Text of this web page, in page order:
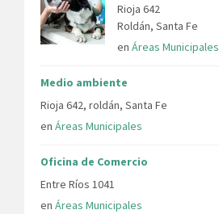
Rioja 642
Roldán, Santa Fe
en Áreas Municipales
Medio ambiente
Rioja 642, roldán, Santa Fe
en Áreas Municipales
Oficina de Comercio
Entre Ríos 1041
en Áreas Municipales